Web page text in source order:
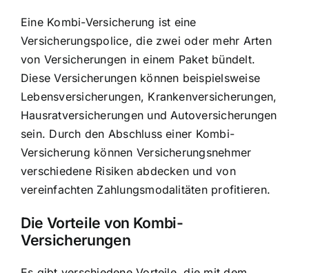
Eine Kombi-Versicherung ist eine
Versicherungspolice, die zwei oder mehr Arten
von Versicherungen in einem Paket bündelt.
Diese Versicherungen können beispielsweise
Lebensversicherungen, Krankenversicherungen,
Hausratversicherungen und Autoversicherungen
sein. Durch den Abschluss einer Kombi-
Versicherung können Versicherungsnehmer
verschiedene Risiken abdecken und von
vereinfachten Zahlungsmodalitäten profitieren.
Die Vorteile von Kombi-
Versicherungen